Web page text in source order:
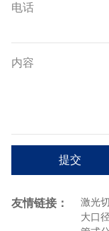
电话
内容
提交
友情链接： 激光
大口